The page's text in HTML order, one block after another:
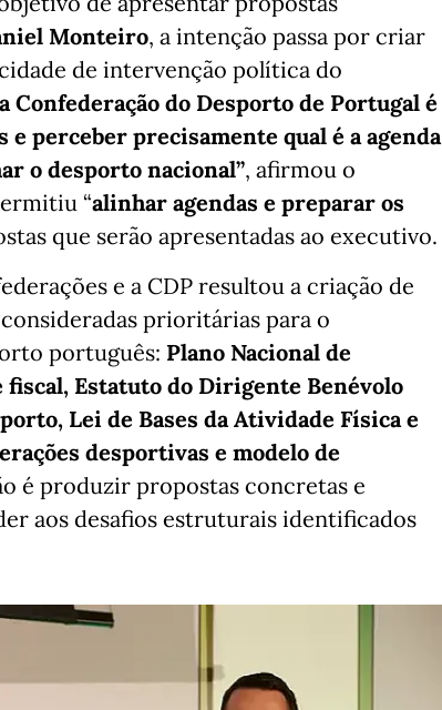
Monteiro, a intenção passa por criar
de intervenção política do
Confederação do Desporto de Portugal é
perceber precisamente qual é a agenda
o desporto nacional”, afirmou o
“alinhar agendas e preparar os
que serão apresentadas ao executivo.
e a CDP resultou a criação de
prioritárias para o
português: Plano Nacional de
Estatuto do Dirigente Benévolo
Lei de Bases da Atividade Física e
desportivas e modelo de
é produzir propostas concretas e
aos desafios estruturais identificados